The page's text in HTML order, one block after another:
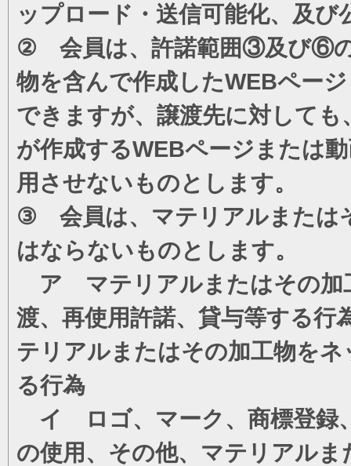
ップロード・送信可能化、及
② 会員は、許諾範囲③及び⑥の
物を含んで作成したWEBペー
できますが、譲渡先に対して
が作成するWEBページまたは
用させないものとします。
③ 会員は、マテリアルまたは
はならないものとします。
ア マテリアルまたはその加
渡、再使用許諾、貸与等する行
テリアルまたはその加工物を
る行為
イ ロゴ、マーク、商標登録
の使用、その他、マテリアル